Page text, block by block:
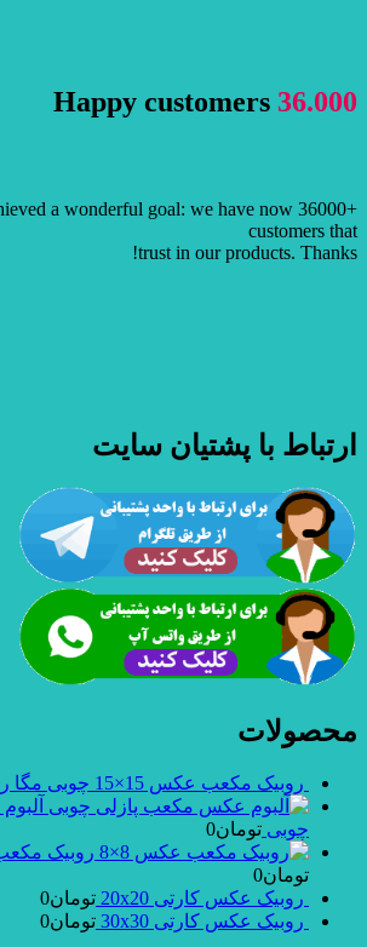
36.000
a wonderful goal: we have now 36000+
customers that
trust in our products. Thanks!
ارتباط با پشتیان سایت
محصولات
روبیک مکعب عکس 15×15 چوبی مگا روبیک
چوبی تومان0
روبیک مکعب
تومان0
روبیک عکس کارتی 20x20
تومان0
روبیک عکس کارتی 30x30
تومان0